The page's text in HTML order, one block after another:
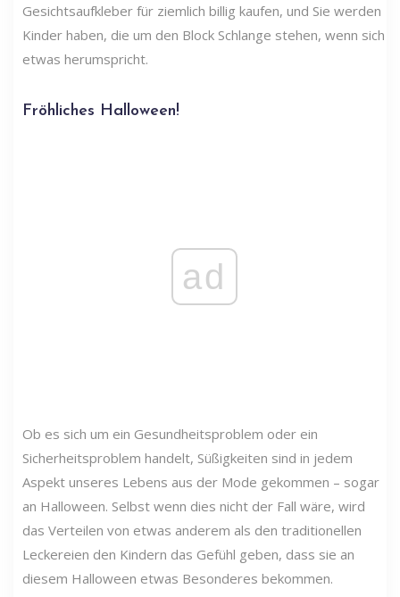
Gesichtsaufkleber für ziemlich billig kaufen, und Sie werden
Kinder haben, die um den Block Schlange stehen, wenn sich
etwas herumspricht.
Fröhliches Halloween!
ad
Ob es sich um ein Gesundheitsproblem oder ein
Sicherheitsproblem handelt, Süßigkeiten sind in jedem
Aspekt unseres Lebens aus der Mode gekommen – sogar
an Halloween. Selbst wenn dies nicht der Fall wäre, wird
das Verteilen von etwas anderem als den traditionellen
Leckereien den Kindern das Gefühl geben, dass sie an
diesem Halloween etwas Besonderes bekommen.